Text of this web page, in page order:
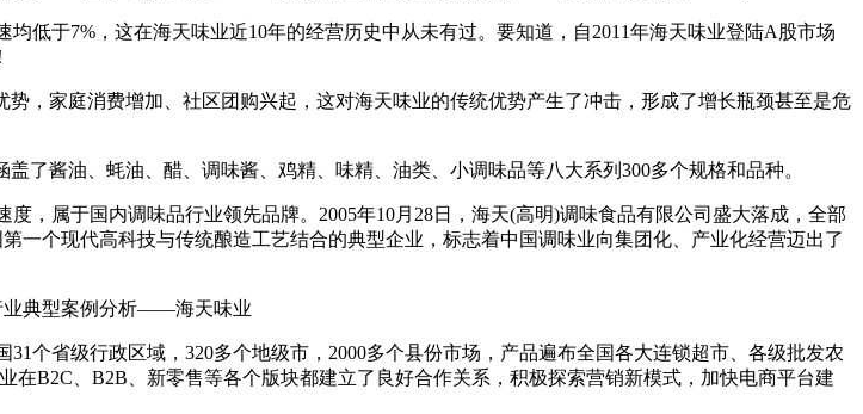
于7%，这在海天味业近10年的经营历史中从未有过。要知道，自2011年海天味业登陆A股市场
家庭消费增加、社区团购兴起，这对海天味业的传统优势产生了冲击，形成了增长瓶颈甚至是危
酱油、蚝油、醋、调味酱、鸡精、味精、油类、小调味品等八大系列300多个规格和品种。
属于国内调味品行业领先品牌。2005年10月28日，海天(高明)调味食品有限公司盛大落成，全部
一个现代高科技与传统酿造工艺结合的典型企业，标志着中国调味业向集团化、产业化经营迈出了
省级行政区域，320多个地级市，2000多个县份市场，产品遍布全国各大连锁超市、各级批发农
B2C、B2B、新零售等各个版块都建立了良好合作关系，积极探索营销新模式，加快电商平台建